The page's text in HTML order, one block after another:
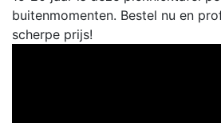
buitenmomenten. Bestel nu en
scherpe prijs!